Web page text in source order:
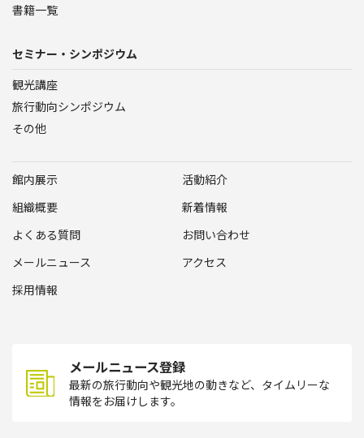
書籍一覧
セミナー・シンポジウム
観光講座
旅行動向シンポジウム
その他
館内展示
活動紹介
組織概要
新着情報
よくある質問
お問い合わせ
メールニュース
アクセス
採用情報
メールニュース登録
最新の旅行動向や観光地の動きなど、タイムリーな
情報をお届けします。